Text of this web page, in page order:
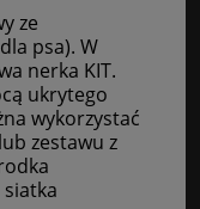
ze
psa). W
nerka KIT.
ukrytego
wykorzystać
zestawu z